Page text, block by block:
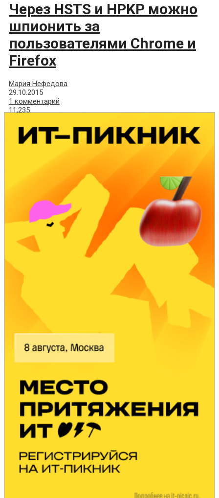
Через HSTS и HPKP можно
шпионить за
пользователями Chrome и
Firefox
Мария Нефёдова
29.10.2015
1 комментарий
11,235